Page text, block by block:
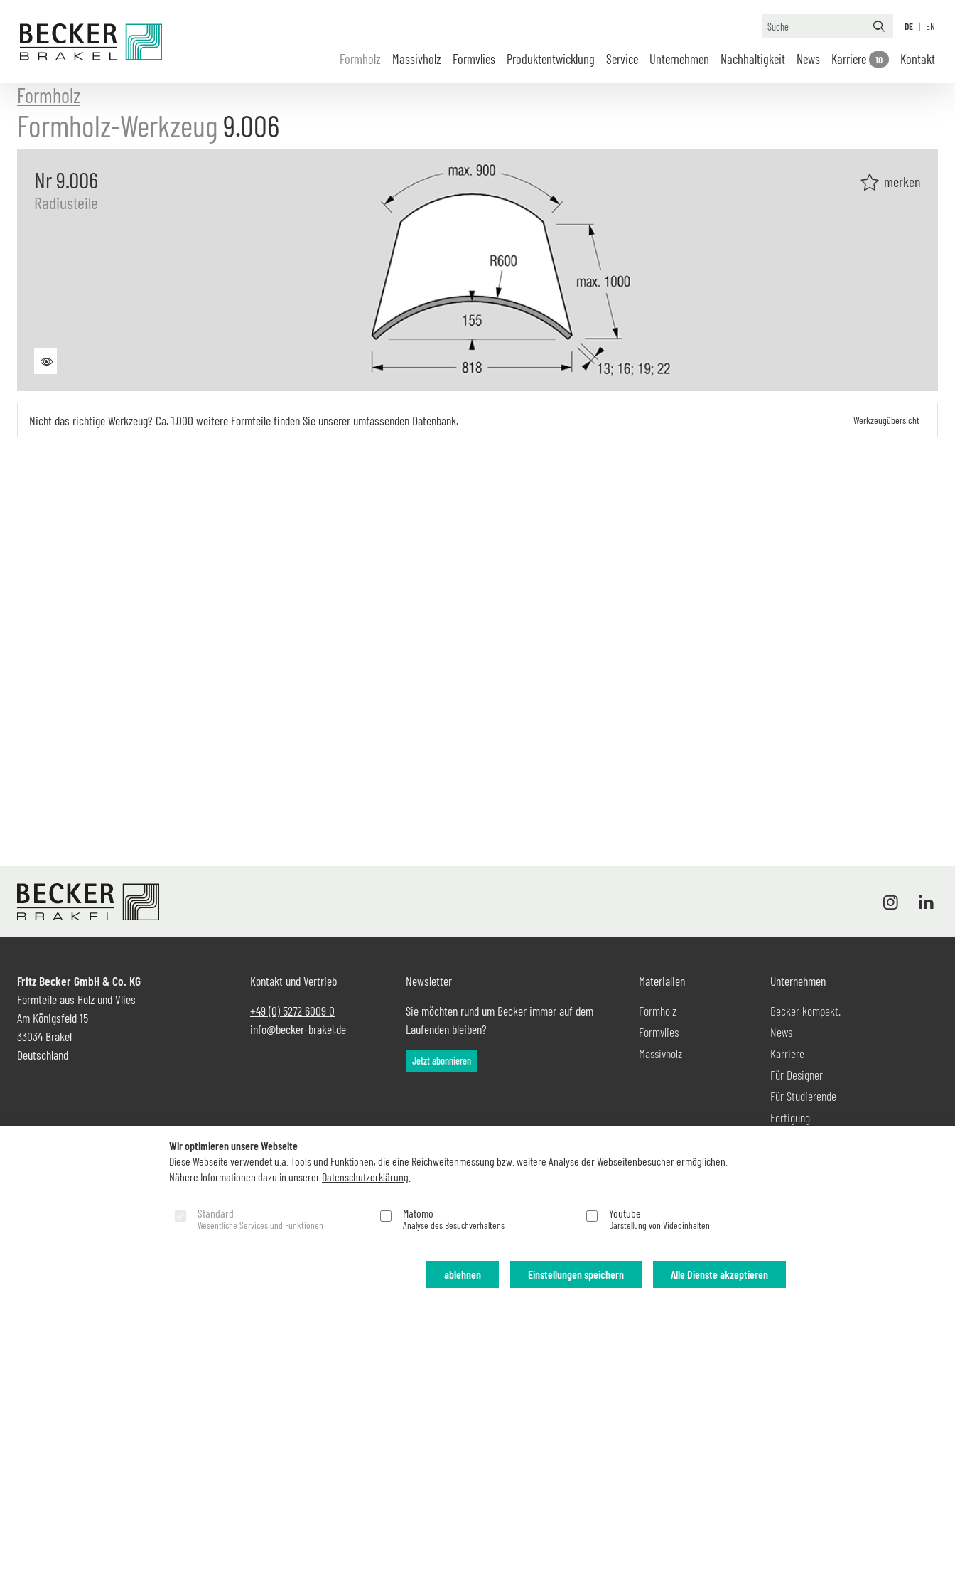
Inhalt
DE | EN
Formholz Massivholz Formvlies Produktentwicklung Service Unternehmen Nachhaltigkeit News Karriere 10 Kontakt
Formholz
Formholz-Werkzeug 9.006
Nr 9.006
Radiusteile
merken
Nicht das richtige Werkzeug? Ca. 1.000 weitere Formteile finden Sie unserer umfassenden Datenbank. Werkzeugübersicht
Fritz Becker GmbH & Co. KG
Formteile aus Holz und Vlies
Am Königsfeld 15
33034 Brakel
Deutschland
Kontakt und Vertrieb
+49 (0) 5272 6009 0
info@becker-brakel.de
Newsletter
Sie möchten rund um Becker immer auf dem
Laufenden bleiben?
Jetzt abonnieren
Materialien
Formholz
Formvlies
Massivholz
Unternehmen
Becker kompakt.
News
Karriere
Für Designer
Für Studierende
Fertigung
Wir optimieren unsere Webseite
Diese Webseite verwendet u.a. Tools und Funktionen, die eine Reichweitenmessung bzw. weitere Analyse der Webseitenbesucher ermöglichen.
Nähere Informationen dazu in unserer Datenschutzerklärung
Standard
Wesentliche Services und Funktionen
Matomo
Analyse des Besuchverhaltens
Youtube
Darstellung von Videoinhalten
Alle Dienste akzeptieren
Einstellungen speichern
ablehnen